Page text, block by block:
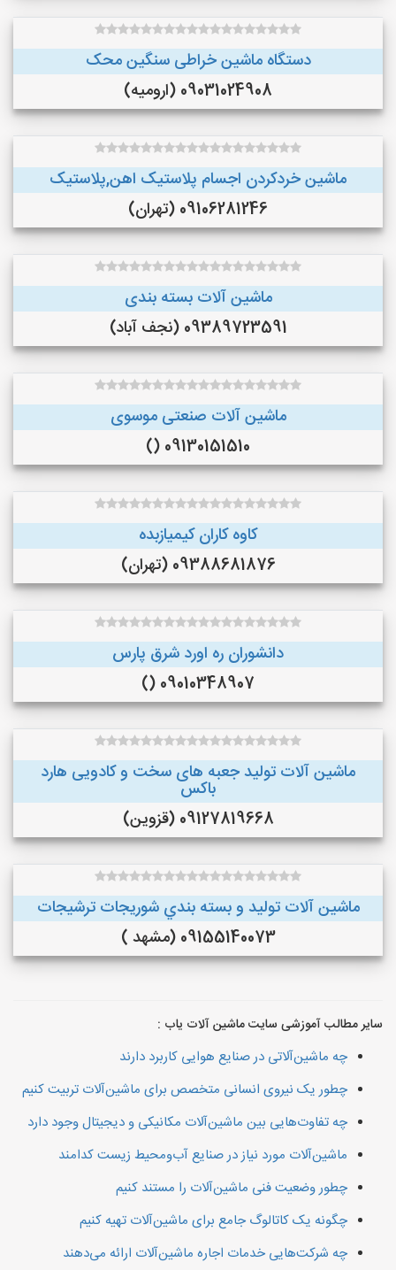
دستگاه ماشین خراطی سنگین محک
09031024908 (ارومیه)
ماشین خردکردن اجسام پلاستیک اهن,پلاستیک
09106281246 (تهران)
ماشین آلات بسته بندی
09389723591 (نجف‌ آباد)
ماشین آلات صنعتی موسوی
09130151510 ()
کاوه کاران کیمیازبده
09388681876 (تهران)
دانشوران ره اورد شرق پارس
09010348907 ()
ماشین آلات تولید جعبه های سخت و کادویی هارد
باکس
09127819668 (قزوین)
ماشین آلات توليد و بسته بندي شوريجات ترشيجات
09155140073 (مشهد )
سایر مطالب آموزشی سایت ماشین آلات یاب :
چه ماشین‌آلاتی در صنایع هوایی کاربرد دارند
چطور یک نیروی انسانی متخصص برای ماشین‌آلات تربیت کنیم
چه تفاوت‌هایی بین ماشین‌آلات مکانیکی و دیجیتال وجود دارد
ماشین‌آلات مورد نیاز در صنایع آب‌ومحیط زیست کدامند
چطور وضعیت فنی ماشین‌آلات را مستند کنیم
چگونه یک کاتالوگ جامع برای ماشین‌آلات تهیه کنیم
چه شرکت‌هایی خدمات اجاره ماشین‌آلات ارائه می‌دهند